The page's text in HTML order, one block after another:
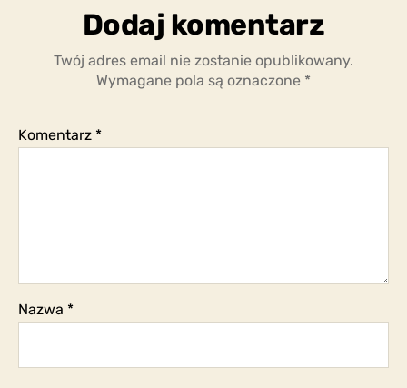
Dodaj komentarz
Twój adres email nie zostanie opublikowany.
Wymagane pola są oznaczone *
Komentarz *
Nazwa *